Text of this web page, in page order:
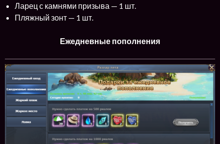
Ларец с камнями призыва — 1 шт.
Пляжный зонт — 1 шт.
Ежедневные пополнения